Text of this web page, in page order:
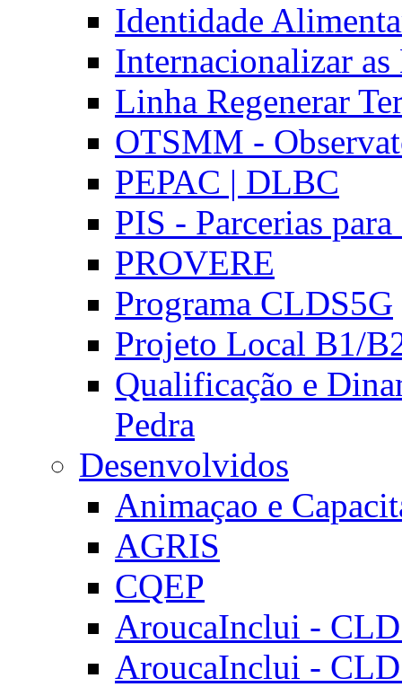
Identidade
Internacionalizar
Linha Regenerar
OTSMM -
PEPAC | DLBC
PIS - Parcerias
PROVERE
Programa CLDS5G
Projeto Local B1/
Qualificação e
Pedra
Desenvolvidos
Animaçao e
AGRIS
CQEP
AroucaInclui -
AroucaInclui -